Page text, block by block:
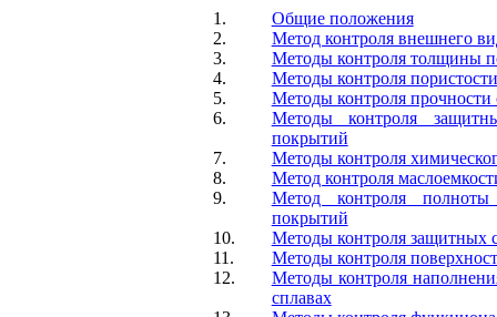
1.
Общие положения
2.
Метод контроля внешнего
3.
Методы контроля толщины
4.
Методы контроля
5.
Методы контроля
6.
Методы контроля
покрытий
7.
Методы контроля
8.
Метод контроля
9.
Метод контроля полноты
покрытий
10.
Методы контроля защитных
11.
Методы контроля
12.
Методы контроля
сплавах